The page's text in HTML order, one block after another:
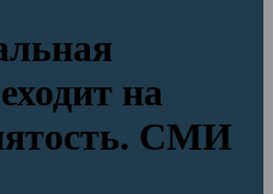
на
СМИ